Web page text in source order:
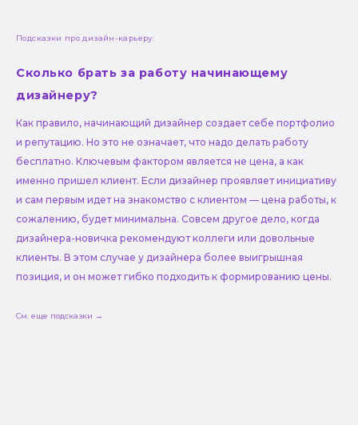
Подсказки про дизайн-карьеру:
Сколько брать за работу начинающему
дизайнеру?
Как правило, начинающий дизайнер создает себе портфолио
и репутацию. Но это не означает, что надо делать работу
бесплатно. Ключевым фактором является не цена, а как
именно пришел клиент. Если дизайнер проявляет инициативу
и сам первым идет на знакомство с клиентом — цена работы, к
сожалению, будет минимальна. Совсем другое дело, когда
дизайнера-новичка рекомендуют коллеги или довольные
клиенты. В этом случае у дизайнера более выигрышная
позиция, и он может гибко подходить к формированию цены.
См. еще подсказки →